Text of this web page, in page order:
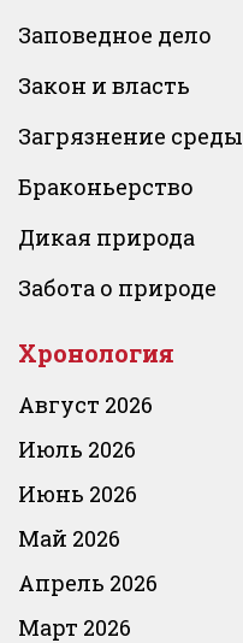
Заповедное дело
Закон и власть
Загрязнение среды
Браконьерство
Дикая природа
Забота о природе
Хронология
Август 2026
Июль 2026
Июнь 2026
Май 2026
Апрель 2026
Март 2026